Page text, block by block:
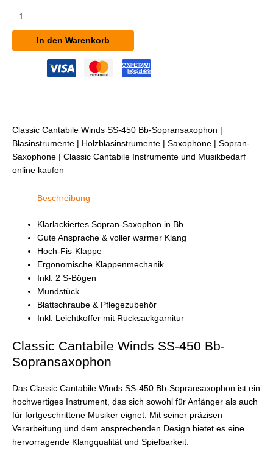
Cantabile
SS-
In den Warenkorb
Classic Cantabile Winds SS-450 Bb-Sopransaxophon |
Blasinstrumente | Holzblasinstrumente | Saxophone | Sopran-
Saxophone | Classic Cantabile Instrumente und Musikbedarf
online kaufen
Beschreibung
Klarlackiertes Sopran-Saxophon in Bb
Gute Ansprache & voller warmer Klang
Hoch-Fis-Klappe
Ergonomische Klappenmechanik
Inkl. 2 S-Bögen
Mundstück
Blattschraube & Pflegezubehör
Inkl. Leichtkoffer mit Rucksackgarnitur
Classic Cantabile Winds SS-450 Bb-
Sopransaxophon
Das Classic Cantabile Winds SS-450 Bb-Sopransaxophon ist ein
hochwertiges Instrument, das sich sowohl für Anfänger als auch
für fortgeschrittene Musiker eignet. Mit seiner präzisen
Verarbeitung und dem ansprechenden Design bietet es eine
hervorragende Klangqualität und Spielbarkeit.